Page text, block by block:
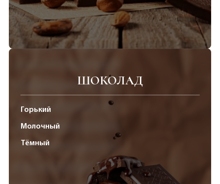
ШОКОЛАД
Горький
Молочный
Тёмный